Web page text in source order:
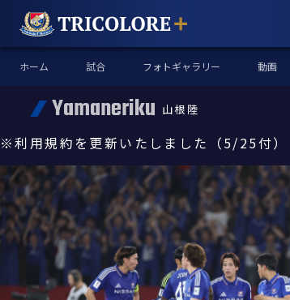
ホーム 試合 フォトギャラリー 動画
Yamaneriku 山根陸
※利用規約を更新いたしました（5/25付）